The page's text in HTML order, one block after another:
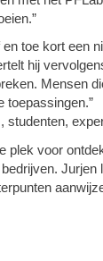
toe kort een
hij
Mensen
toepassingen.”
studenten,
plek voor